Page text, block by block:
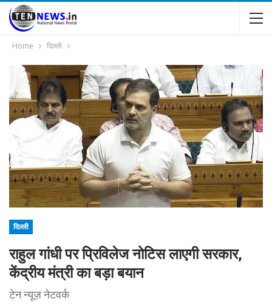
Home दिल्ली
दिल्ली
राहुल गांधी पर प्रिविलेज नोटिस लाएगी सरकार,
केंद्रीय मंत्री का बड़ा बयान
टेन न्यूज़ नेटवर्क